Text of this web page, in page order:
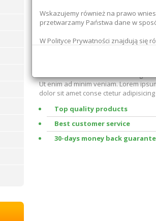
Lorem ipsum dolor sit amet conse
tempor incididun.
Ut enim ad minim veniam. Lorem
dolor sit amet conse ctetur adipisicing
Top quality products
Best customer service
30-days money back
Wskazujemy również na prawo
przetwarzamy Państwa dane w
W Polityce Prywatności znajdują się
jakichkolwiek próśb lub pytań
_______________________
Jednocześnie zapewniamy, że:
a) nie wykorzystujemy danych
prawa,
b) przetwarzamy Państwa dane tylko
bezpieczeństwo.